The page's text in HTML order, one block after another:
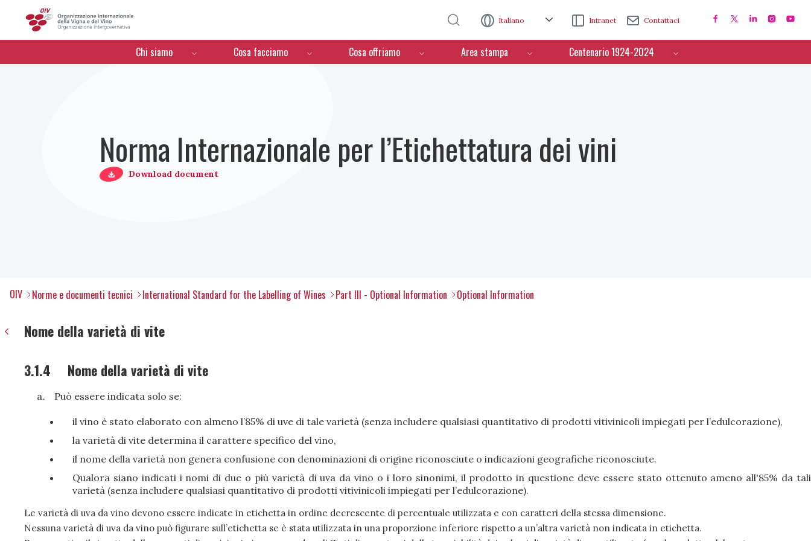
Italiano Intranet Contattaci
Menú de navegación
Chi siamo Cosa facciamo Cosa offriamo Area stampa Centenario 1924-2024
Norma Internazionale per l’Etichettatura dei vini
Download document
OIV Norme e documenti tecnici International Standard for the Labelling of Wines Part III - Optional Information Optional Information
Nome della varietà di vite
3.1.4 Nome della varietà di vite
Può essere indicata solo se:
il vino è stato elaborato con almeno l’85% di uve di tale varietà (senza includere qualsiasi quantitativo di prodotti vitivinicoli impiegati per l’edulcorazione),
la varietà di vite determina il carattere specifico del vino,
il nome della varietà non genera confusione con denominazioni di origine riconosciute o indicazioni geografiche riconosciute.
Qualora siano indicati i nomi di due o più varietà di uva da vino o i loro sinonimi, il prodotto in questione deve essere stato ottenuto ameno all'85% da tali
varietà (senza includere qualsiasi quantitativo di prodotti vitivinicoli impiegati per l’edulcorazione).
Le varietà di uva da vino devono essere indicate in etichetta in ordine decrescente di percentuale utilizzata e con caratteri della stessa dimensione.
Nessuna varietà di uva da vino può figurare sull’etichetta se è stata utilizzata in una proporzione inferiore rispetto a un’altra varietà non indicata in etichetta.